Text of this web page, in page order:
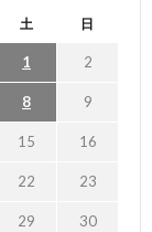
土 日
1 2
8 9
15 16
22 23
29 30